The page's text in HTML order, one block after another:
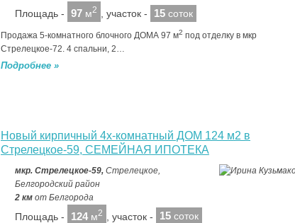
Площадь - 97 м2 , участок - 15 соток
Продажа 5-комнатного блочного ДОМА 97 м2 под отделку в мкр
Стрелецкое-72. 4 спальни, 2…
Подробнее »
Новый кирпичный 4х-комнатный ДОМ 124 м2 в
Стрелецкое-59, СЕМЕЙНАЯ ИПОТЕКА
мкр. Стрелецкое-59, Стрелецкое,
Белгородский район
2 км от Белгорода
Площадь - 124м2 , участок - 15 соток